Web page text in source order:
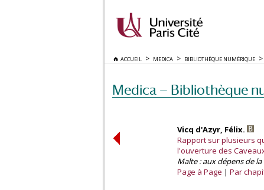
ACCUEIL MEDICA BIBLIOTHÈQUE NUMÉRIQUE
Medica — Bibliothèque
Vicq d'Azyr, Félix.
Rapport sur plusieurs
l'ouverture des
Malte : aux dépens de la
Page à Page
Par